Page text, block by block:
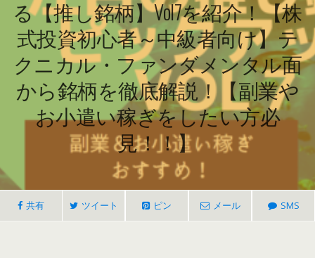
る【推し銘柄】Vol7を紹介！【株
式投資初心者～中級者向け】テ
クニカル・ファンダメンタル面
から銘柄を徹底解説！【副業や
お小遣い稼ぎをしたい方必
見！！】
共有 ツイート ピン メール SMS